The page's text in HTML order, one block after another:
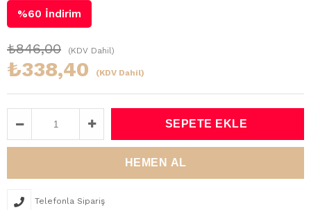
%60 İndirim
₺846,00 (KDV Dahil)
₺338,40 (KDV Dahil)
Telefonla Sipariş